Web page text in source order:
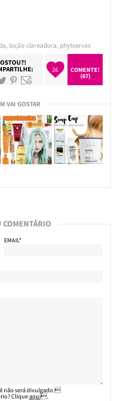
, loção clareadora, phytoervas
26
COMENTE!
(67)
VAI GOSTAR
COMENTÁRIO
EMAIL*
não será divulgado.
Cliqueaqui.